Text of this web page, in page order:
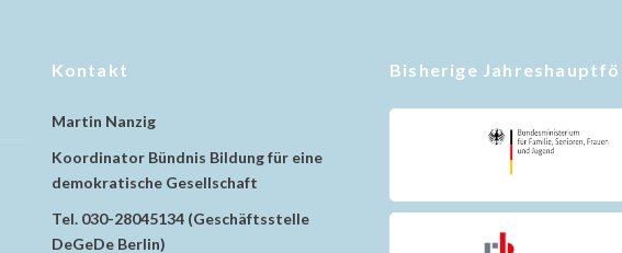
Kontakt
Martin Nanzig
Koordinator Bündnis Bildung für eine
demokratische Gesellschaft
Tel. 030-28045134 (Geschäftsstelle
DeGeDe Berlin)
Bisherige